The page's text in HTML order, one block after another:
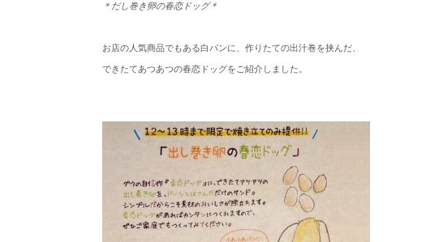
＊だし巻き卵の春恋ドッグ＊
お店の人気商品でもある白パンに、作りたての出汁巻を挟んだ、
できたてあつあつの春恋ドッグをご紹介しました。